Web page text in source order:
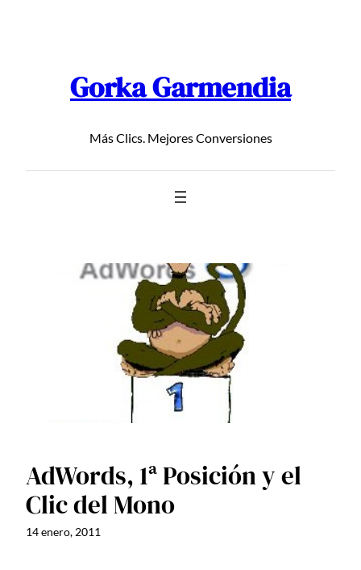
Gorka Garmendia
Más Clics. Mejores Conversiones
AdWords, 1ª Posición y el
Clic del Mono
14 enero, 2011